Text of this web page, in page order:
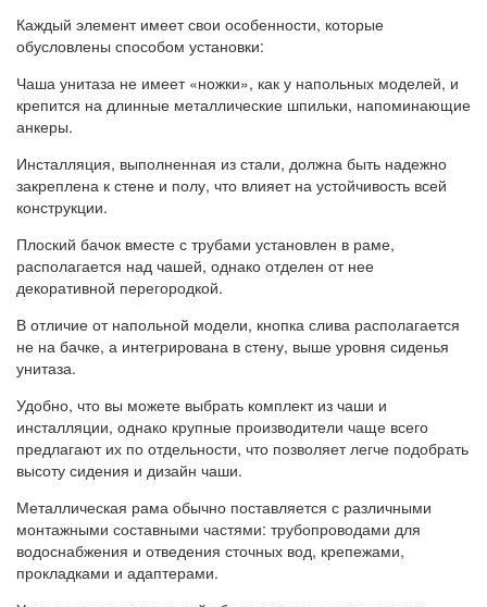
Каждый элемент имеет свои особенности, которые
обусловлены способом установки:
Чаша унитаза не имеет «ножки», как у напольных моделей, и
крепится на длинные металлические шпильки, напоминающие
анкеры.
Инсталляция, выполненная из стали, должна быть надежно
закреплена к стене и полу, что влияет на устойчивость всей
конструкции.
Плоский бачок вместе с трубами установлен в раме,
располагается над чашей, однако отделен от нее
декоративной перегородкой.
В отличие от напольной модели, кнопка слива располагается
не на бачке, а интегрирована в стену, выше уровня сиденья
унитаза.
Удобно, что вы можете выбрать комплект из чаши и
инсталляции, однако крупные производители чаще всего
предлагают их по отдельности, что позволяет легче подобрать
высоту сидения и дизайн чаши.
Металлическая рама обычно поставляется с различными
монтажными составными частями: трубопроводами для
водоснабжения и отведения сточных вод, крепежами,
прокладками и адаптерами.